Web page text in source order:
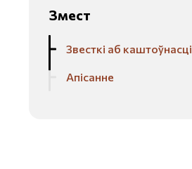
Змест
Звесткі аб каштоўнасці
Апісанне